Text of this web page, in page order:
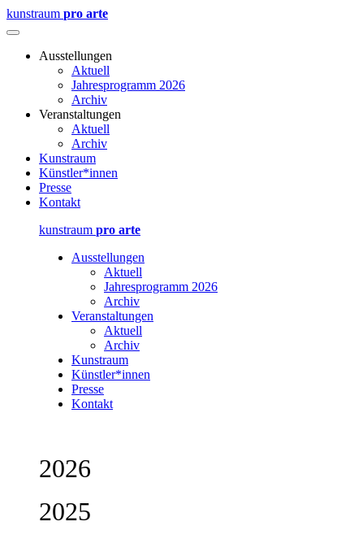
kunstraum pro arte
Ausstellungen
Aktuell
Jahresprogramm 2026
Archiv
Veranstaltungen
Aktuell
Archiv
Kunstraum
Künstler*innen
Presse
Kontakt
kunstraum pro arte
Ausstellungen
Aktuell
Jahresprogramm 2026
Archiv
Veranstaltungen
Aktuell
Archiv
Kunstraum
Künstler*innen
Presse
Kontakt
2026
2025